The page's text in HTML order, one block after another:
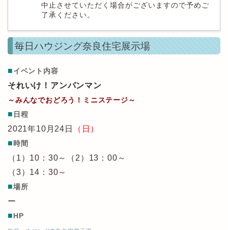
中止させていただく場合がございますので予めご
了承ください。
毎日ハウジング奈良住宅展示場
■イベント内容
それいけ！アンパンマン
～みんなでおどろう！ミニステージ～
■ 日程
2021年10月24日
（日）
■時間
（1）10：30～（2）13：00～
（3）14：30～
■場所
ー
■HP